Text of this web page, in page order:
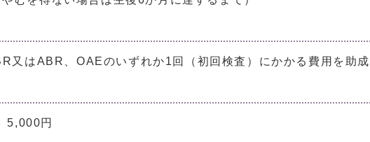
又はABR、OAEのいずれか1回（初回検査）にかかる費用を助成
5,000円